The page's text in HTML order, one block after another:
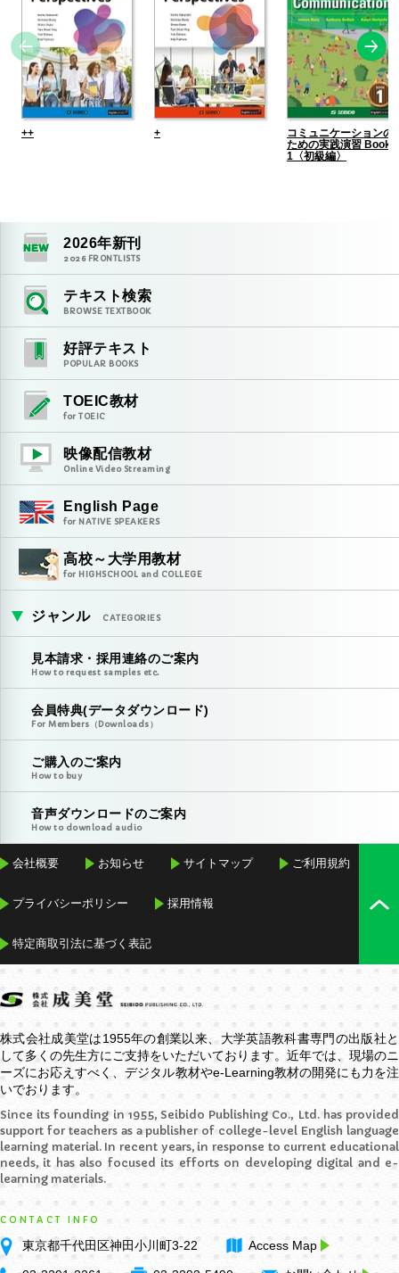
++ +
コミュニケーションの
ための実践演習 Book
1〈初級編〉
2026年新刊
2026FRONTLISTS
テキスト検索
BROWSE TEXTBOOK
好評テキスト
POPULAR BOOKS
TOEIC教材
for TOEIC
映像配信教材
Online Video Streaming
English Page
for NATIVE SPEAKERS
高校～大学用教材
for HIGHSCHOOL and COLLEGE
ジャンル CATEGORIES
見本請求・採用連絡のご案内
How to request samples etc.
会員特典(データダウンロード)
For Members（Downloads）
ご購入のご案内
How to buy
音声ダウンロードのご案内
How to download audio
会社概要 お知らせ サイトマップ ご利用規約
プライバシーポリシー 採用情報
特定商取引法に基づく表記
株式会社成美堂は1955年の創業以来、大学英語教科書専門の出版社と
して多くの先生方にご支持をいただいております。近年では、現場のニ
ーズにお応えすべく、デジタル教材やe-Learning教材の開発にも力を注
いでおります。
Since its founding in 1955, Seibido Publishing Co., Ltd. has provided
support for teachers as a publisher of college-level English language
learning material. In recent years, in response to current educational
needs, it has also focused its efforts on developing digital and e-
learning materials.
CONTACT INFO
東京都千代田区神田小川町3-22 Access Map